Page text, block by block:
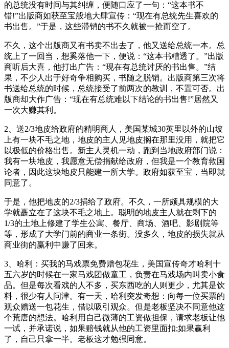
的总统没有时间与其纠缠，便随口应了一句：“这本书不
错!”出版商如获至宝般地大肆宣传：“现在有总统先生喜欢的
书出售。”于是，这些滞销的书不久就被一抢而空了。
不久，这个出版商又有书卖不出去了，他又送给总统一本。总
统上了一回当，想奚落他一下，便说：“这本书糟透了。”出版
商听后大喜，他打出广告：“现在有总统讨厌的书出售。”结
果，不少人出于好奇争相购买，书随之脱销。出版商第三次将
书送给总统的时候，总统接受了前两次的教训，不置可否。出
版商却大作广告：“现在有总统难以下结论的书出售!”居然又
一次大赚其利。
2、送2/3地皮给政府的精明商人，美国某城30英里以外的山坡
上有一块不毛之地，地皮的主人见地皮搁在那里没用，就把它
以极低的价格出售。新主人灵机一动，跑到当地政府部门说：
我有一块地皮，我愿意无偿捐献给政府，但我是一个教育救国
论者，因此这块地皮只能建一所大学。政府如获至宝，当即就
同意了。
于是，他把地皮的2/3捐给了政府。不久，一所颇具规模的大
学就矗立在了这块不毛之地上。聪明的地皮主人就在剩下的
1/3的土地上修建了学生公寓、餐厅、商场、酒吧、影剧院等
等，形成了大学门前的商业一条街。没多久，地皮的损失就从
商业街的赢利中赚了回来。
3、哈利：买我的马戏票免费赠包花生，美国宣传奇才哈利十
五六岁的时候在一家马戏团做童工，负责在马戏场内叫卖小食
品。但是每次看戏的人不多，买东西吃的人则更少，尤其是饮
料，很少有人问津。有一天，哈利突发奇想：向每一位买票的
观众赠送一包花生，借以吸引观众。但是老板坚决不同意他这
个荒唐的想法。哈利用自己微薄的工资做担保，请求老板让他
一试，并承诺说，如果赔钱就从他的工资里面扣;如果赢利
了，自己只拿一半。老板这才勉强同意。